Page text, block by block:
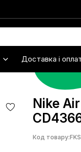
Доставка і
Nike
Код товару: